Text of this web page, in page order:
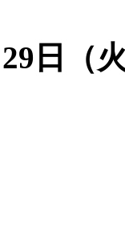
日（